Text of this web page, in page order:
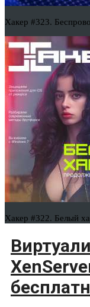
Хакер #323.
Хакер #322. Белый